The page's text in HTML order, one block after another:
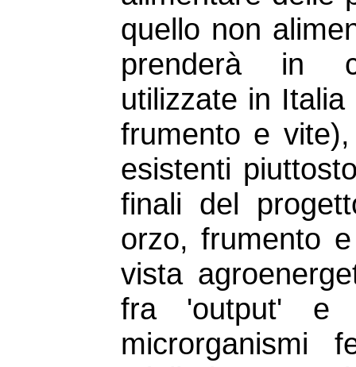
quello non
prenderà in
utilizzate in
frumento e
esistenti
finali del
orzo, frumento
vista
fra 'output' e
microrganismi